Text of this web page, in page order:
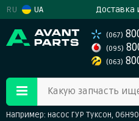
RU UA Доставка
(067)
(095)
(063)
Какую запчасть
Например: насос ГУР Туксон,